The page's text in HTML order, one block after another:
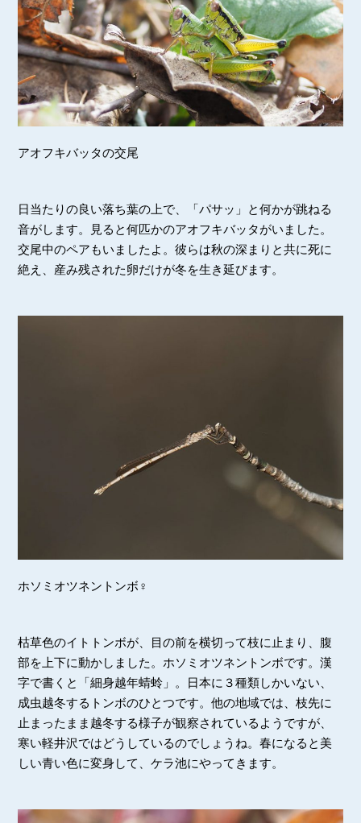
アオフキバッタの交尾
日当たりの良い落ち葉の上で、「パサッ」と何かが跳ねる
音がします。見ると何匹かのアオフキバッタがいました。
交尾中のペアもいましたよ。彼らは秋の深まりと共に死に
絶え、産み残された卵だけが冬を生き延びます。
ホソミオツネントンボ♀
枯草色のイトトンボが、目の前を横切って枝に止まり、腹
部を上下に動かしました。ホソミオツネントンボです。漢
字で書くと「細身越年蜻蛉」。日本に３種類しかいない、
成虫越冬するトンボのひとつです。他の地域では、枝先に
止まったまま越冬する様子が観察されているようですが、
寒い軽井沢ではどうしているのでしょうね。春になると美
しい青い色に変身して、ケラ池にやってきます。